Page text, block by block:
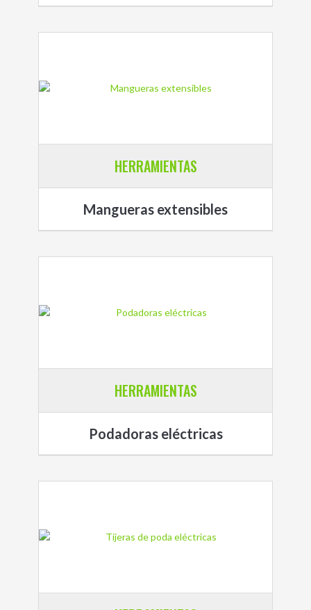
HERRAMIENTAS
Mangueras extensibles
HERRAMIENTAS
Podadoras eléctricas